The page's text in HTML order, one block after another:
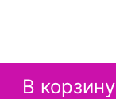
В корзину